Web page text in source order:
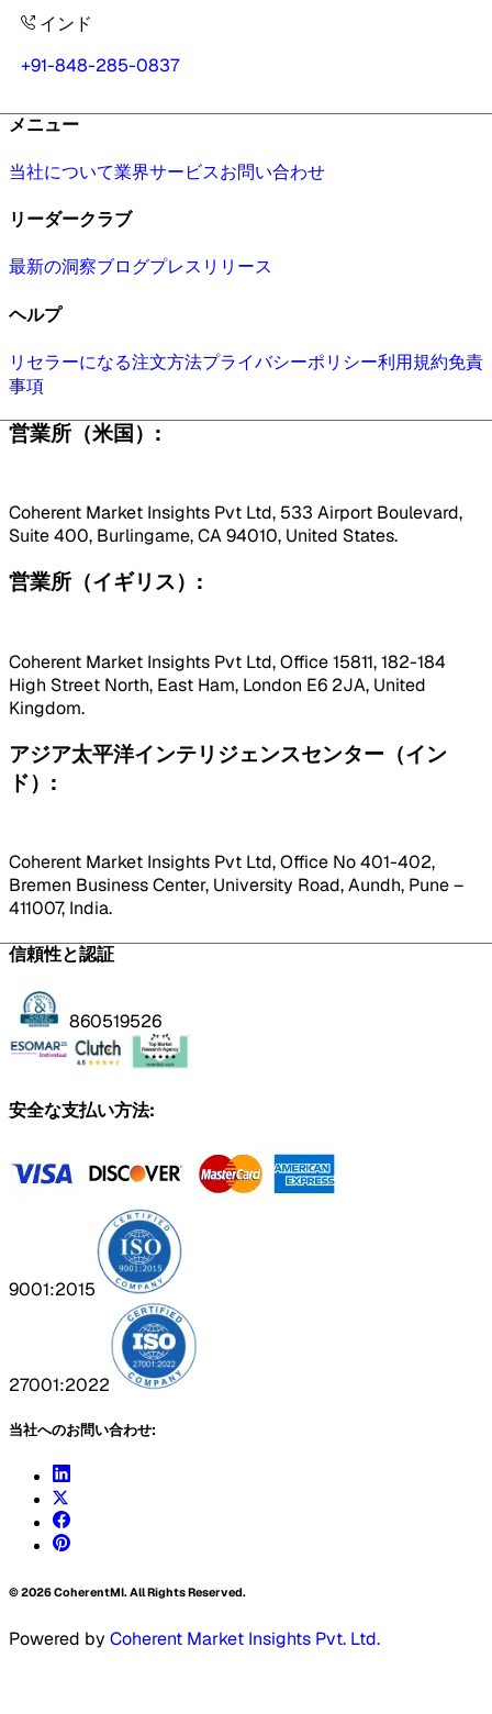
インド
+91-848-285-0837
メニュー
当社について業界サービスお問い合わせ
リーダークラブ
最新の洞察ブログプレスリリース
ヘルプ
リセラーになる注文方法プライバシーポリシー利用規約免責
事項
営業所（米国）:
Coherent Market Insights Pvt Ltd, 533 Airport Boulevard,
Suite 400, Burlingame, CA 94010, United States.
営業所（イギリス）:
Coherent Market Insights Pvt Ltd, Office 15811, 182-184
High Street North, East Ham, London E6 2JA, United
Kingdom.
アジア太平洋インテリジェンスセンター（イン
ド）:
Coherent Market Insights Pvt Ltd, Office No 401-402,
Bremen Business Center, University Road, Aundh, Pune –
411007, India.
信頼性と認証
860519526
安全な支払い方法:
9001:2015
27001:2022
当社へのお問い合わせ:
©2026CoherentMI. All Rights Reserved.
Powered by Coherent Market Insights Pvt. Ltd.